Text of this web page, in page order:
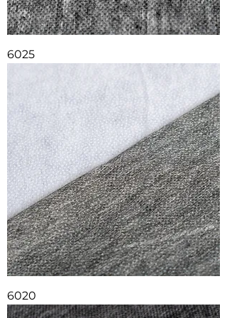
6025
6020